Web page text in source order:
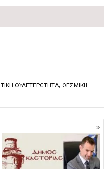
ΟΥΔΕΤΕΡΟΤΗΤΑ,ΘΕΣΜΙΚΗ